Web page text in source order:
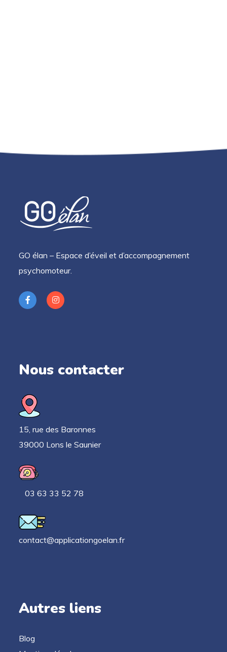
GO élan – Espace d’éveil et d’accompagnement
psychomoteur.
Nous contacter
15, rue des Baronnes
39000 Lons le Saunier
03 63 33 52 78
contact@applicationgoelan.fr
Autres liens
Blog